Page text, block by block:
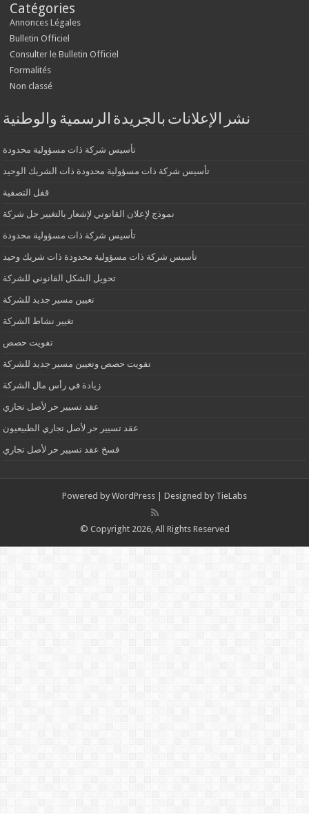
Catégories
Annonces Légales
Bulletin Officiel
Consulter le Bulletin Officiel
Formalités
Non classé
نشر الإعلانات بالجريدة الرسمية والوطنية
تأسيس شركة ذات مسؤولية محدودة
تأسيس شركة ذات مسؤولية محدودة ذات الشريك الوحيد
قفل التصفية
نموذج لإعلان القانوني لإشعار بالتغيير حل شركة
تأسيس شركة ذات مسؤولية محدودة
تأسيس شركة ذات مسؤولية محدودة ذات شريك وحيد
تحويل الشكل القانوني للشركة
تعيين مسير جديد للشركة
تغيير نشاط الشركة
تفويت حصص
تفويت حصص وتعيين مسير جديد للشركة
زيادة في رأس مال الشركة
عقد تسيير حر لأصل تجاري
عقد تسيير حر لأصل تجاري الطبيعيون
فسخ عقد تسيير حر لأصل تجاري
Powered by WordPress | Designed by TieLabs
© Copyright 2026, All Rights Reserved